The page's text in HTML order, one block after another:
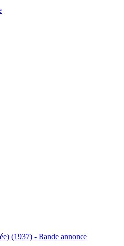
(1937) - Bande annonce